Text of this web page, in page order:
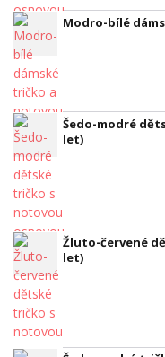
Modro-bílé
Šedo-modré
let)
Žluto-červené
let)